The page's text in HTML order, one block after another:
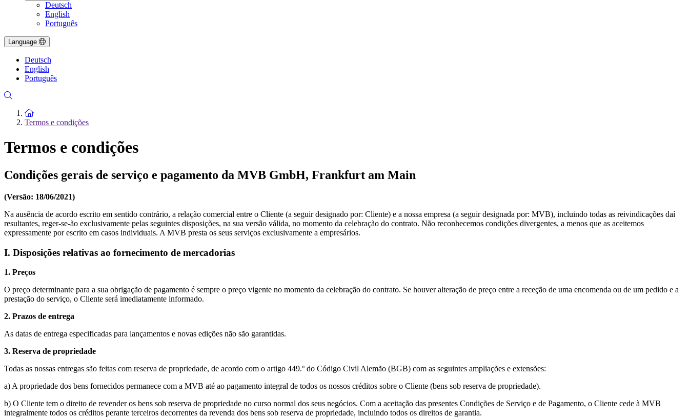
Deutsch
English
Português
Language
Deutsch
English
Português
To the homepage
Termos e condições
Termos e condições
Condições gerais de serviço e pagamento da MVB GmbH, Frankfurt am Main
(Versão: 18/06/2021)
Na ausência de acordo escrito em sentido contrário, a relação comercial entre o Cliente (a seguir designado por: Cliente) e a nossa empresa (a seguir designada por: MVB), incluindo todas as reivindicações daí
resultantes, reger-se-ão exclusivamente pelas seguintes disposições, na sua versão válida, no momento da celebração do contrato. Não reconhecemos condições divergentes, a menos que as aceitemos
expressamente por escrito em casos individuais. A MVB presta os seus serviços exclusivamente a empresários.
I. Disposições relativas ao fornecimento de mercadorias
1. Preços
O preço determinante para a sua obrigação de pagamento é sempre o preço vigente no momento da celebração do contrato. Se houver alteração de preço entre a receção de uma encomenda ou de um pedido e a
prestação do serviço, o Cliente será imediatamente informado.
2. Prazos de entrega
As datas de entrega especificadas para lançamentos e novas edições não são garantidas.
3. Reserva de propriedade
Todas as nossas entregas são feitas com reserva de propriedade, de acordo com o artigo 449.º do Código Civil Alemão (BGB) com as seguintes ampliações e extensões:
a) A propriedade dos bens fornecidos permanece com a MVB até ao pagamento integral de todos os nossos créditos sobre o Cliente (bens sob reserva de propriedade).
b) O Cliente tem o direito de revender os bens sob reserva de propriedade no curso normal dos seus negócios. Com a aceitação das presentes Condições de Serviço e de Pagamento, o Cliente cede à MVB
integralmente todos os créditos perante terceiros decorrentes da revenda dos bens sob reserva de propriedade, incluindo todos os direitos de garantia.